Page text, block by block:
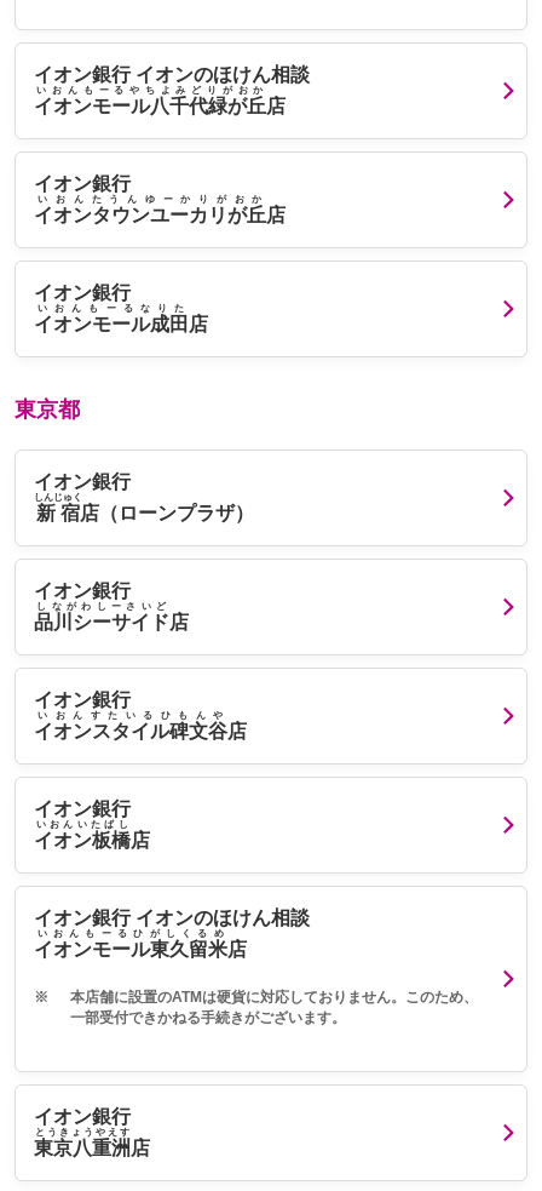
イオン銀行 イオンのほけん相談
イオンモール八千代緑が丘
いおんもーるやちよみどりがおか
店
イオン銀行
イオンタウンユーカリが丘
いおんたうんゆーかりがおか
店
イオン銀行
イオンモール成田
いおんもーるなりた
店
東京都
イオン銀行
新宿
しんじゅく
店（ローンプラザ）
イオン銀行
品川シーサイド
しながわしーさいど
店
イオン銀行
イオンスタイル碑文谷
いおんすたいるひもんや
店
イオン銀行
イオン板橋
いおんいたばし
店
イオン銀行 イオンのほけん相談
イオンモール東久留米
いおんもーるひがしくるめ
店
※
本店舗に設置のATMは硬貨に対応しておりません。このため、
一部受付できかねる手続きがございます。
イオン銀行
東京八重洲
とうきょうやえす
店